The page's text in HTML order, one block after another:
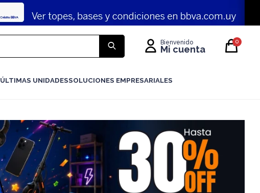
ÚLTIMAS UNIDADESSOLUCIONES EMPRESARIALES
0